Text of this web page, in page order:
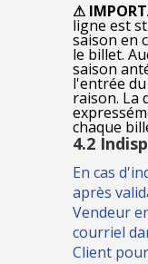
⚠
ligne est
saison en
le billet.
saison
l'entrée
raison. La
chaque
4.2
En cas
après
Vendeur
courriel
Client